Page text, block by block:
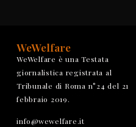
WeWelfare
WeWelfare è una Testata
giornalistica registrata al
Tribunale di Roma n°24 del 21
febbraio 2019.
info@wewelfare.it